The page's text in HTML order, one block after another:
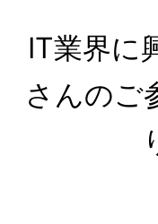
IT業界に
さんのご